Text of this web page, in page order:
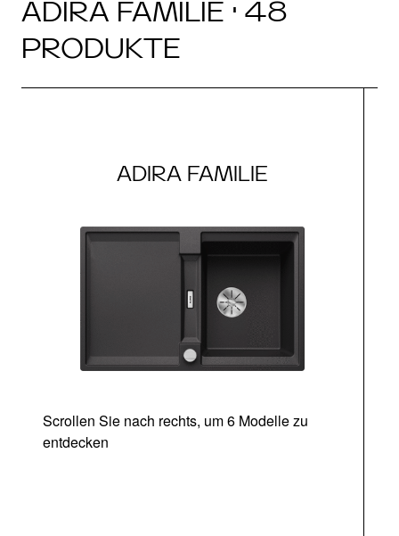
ADIRA FAMILIE · 48
PRODUKTE
ADIRA FAMILIE
Scrollen Sie nach rechts, um 6 Modelle zu
entdecken